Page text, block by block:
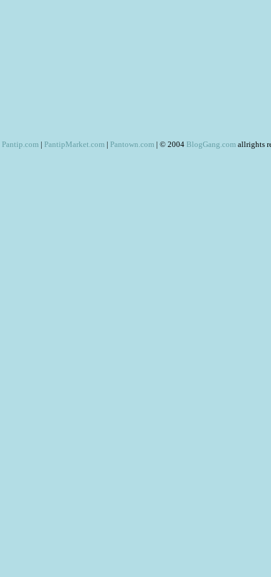
Pantip.com | PantipMarket.com | Pantown.com | © 2004 BlogGang.com allrights